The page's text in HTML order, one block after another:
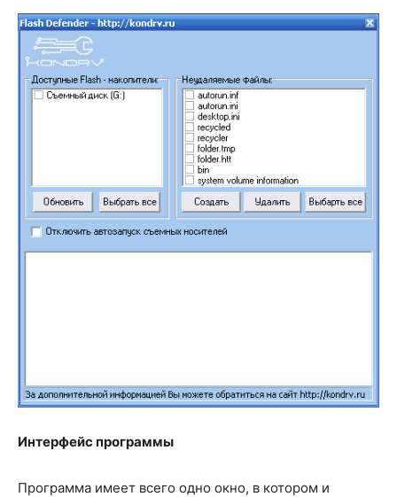
Интерфейс программы
Программа имеет всего одно окно, в котором и